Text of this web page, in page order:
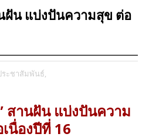
นฝัน แบ่งปันความสุข ต่อ
ระชาสัมพันธ์,
สานฝัน แบ่งปันความ
นื่องปีที่ 16